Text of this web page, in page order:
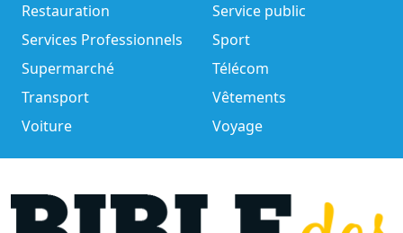
Restauration
Service public
Services Professionnels
Sport
Supermarché
Télécom
Transport
Vêtements
Voiture
Voyage